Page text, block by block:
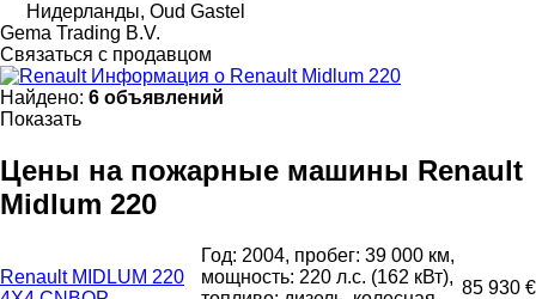
Нидерланды, Oud Gastel
Gema Trading B.V.
Связаться с продавцом
Информация о Renault Midlum 220
Найдено: 6 объявлений
Показать
Цены на пожарные машины Renault
Midlum 220
Renault MIDLUM 220
Год: 2004, пробег: 39 000 км,
мощность: 220 л.с. (162 кВт),
85 930 €